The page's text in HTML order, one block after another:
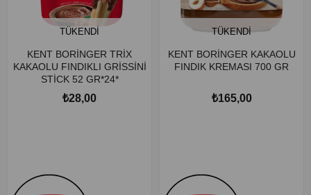
TÜKENDI
KENT BORİNGER TRİX
KAKAOLU FINDIKLI GRİSSİNİ
STİCK 52 GR*24*
₺28,00
TÜKENDI
KENT BORİNGER KAKAOLU
FINDIK KREMASI 700 GR
₺165,00